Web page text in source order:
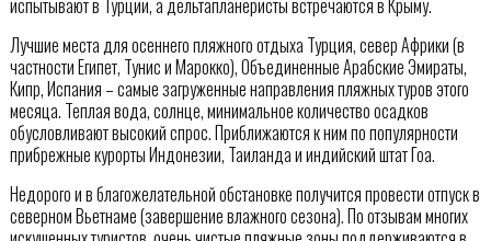
испытывают в Турции, а дельтапланеристы встречаются в Крыму.
Лучшие места для осеннего пляжного отдыха Турция, север Африки (в
частности Египет, Тунис и Марокко), Объединенные Арабские Эмираты,
Кипр, Испания – самые загруженные направления пляжных туров этого
месяца. Теплая вода, солнце, минимальное количество осадков
обусловливают высокий спрос. Приближаются к ним по популярности
прибрежные курорты Индонезии, Таиланда и индийский штат Гоа.
Недорого и в благожелательной обстановке получится провести отпуск в
северном Вьетнаме (завершение влажного сезона). По отзывам многих